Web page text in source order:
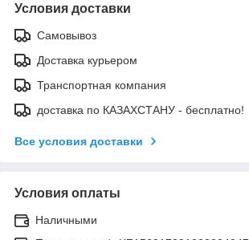
Условия доставки
Самовывоз
Доставка курьером
Транспортная компания
доставка по КАЗАХСТАНУ - бесплатно!
Все условия доставки
Условия оплаты
Наличными